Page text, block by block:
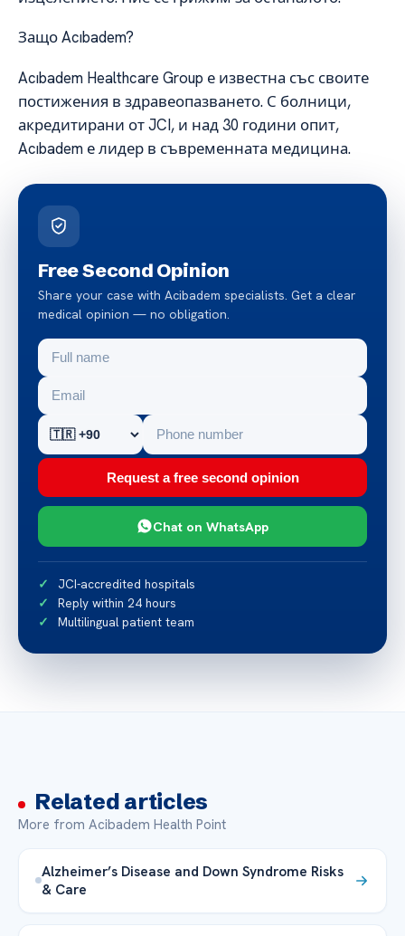
Защо Acıbadem?
Acıbadem Healthcare Group е известна със своите
постижения в здравеопазването. С болници,
акредитирани от JCI, и над 30 години опит,
Acıbadem е лидер в съвременната медицина.
Free Second Opinion
Share your case with Acibadem specialists. Get a clear
medical opinion — no obligation.
Request a free second opinion
Chat on WhatsApp
JCI-accredited hospitals
Reply within 24 hours
Multilingual patient team
Related articles
More from Acibadem Health Point
Alzheimer’s Disease and Down Syndrome Risks
& Care